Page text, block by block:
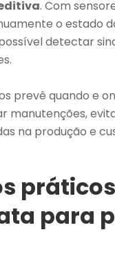
. Com
o estado
detectar
prevê quando e
manutenções,
na produção e
para